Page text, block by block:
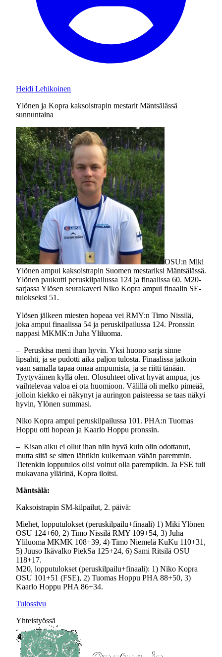
Heidi Lehikoinen
Ylönen ja Kopra kaksoistrapin mestarit Mäntsälässä
sunnuntaina
OSU:n Miki
Ylönen ampui kaksoistrapin Suomen mestariksi Mäntsälässä.
Ylönen paukutti peruskilpailussa 124 ja finaalissa 60. M20-
sarjassa Ylösen seurakaveri Niko Kopra ampui finaalin SE-
tulokseksi 51.
Ylösen jälkeen miesten hopeaa vei RMY:n Timo Nissilä,
joka ampui finaalissa 54 ja peruskilpailussa 124. Pronssin
nappasi MKMK:n Juha Yliluoma.
– Peruskisa meni ihan hyvin. Yksi huono sarja sinne
lipsahti, ja se pudotti aika paljon tulosta. Finaalissa jatkoin
vaan samalla tapaa omaa ampumista, ja se riitti tänään.
Tyytyväinen kyllä olen. Olosuhteet olivat hyvät ampua, jos
vaihtelevaa valoa ei ota huomioon. Välillä oli melko pimeää,
jolloin kiekko ei näkynyt ja auringon paisteessa se taas näkyi
hyvin, Ylönen summasi.
Niko Kopra ampui peruskilpailussa 101. PHA:n Tuomas
Hoppu otti hopean ja Kaarlo Hoppu pronssin.
– Kisan alku ei ollut ihan niin hyvä kuin olin odottanut,
mutta siitä se sitten lähtikin kulkemaan vähän paremmin.
Tietenkin lopputulos olisi voinut olla parempikin. Ja FSE tuli
mukavana yllärinä, Kopra iloitsi.
Mäntsälä:
Kaksoistrapin SM-kilpailut, 2. päivä:
Miehet, lopputulokset (peruskilpailu+finaali) 1) Miki Ylönen
OSU 124+60, 2) Timo Nissilä RMY 109+54, 3) Juha
Yliluoma MKMK 108+39, 4) Timo Niemelä KuKu 110+31,
5) Juuso Ikävalko PiekSa 125+24, 6) Sami Ritsilä OSU
118+17.
M20, lopputulokset (peruskilpailu+finaali): 1) Niko Kopra
OSU 101+51 (FSE), 2) Tuomas Hoppu PHA 88+50, 3)
Kaarlo Hoppu PHA 86+34.
Tulossivu
Yhteistyössä